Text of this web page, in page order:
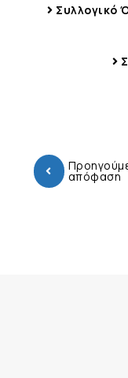
Συλλογικό
απόφαση